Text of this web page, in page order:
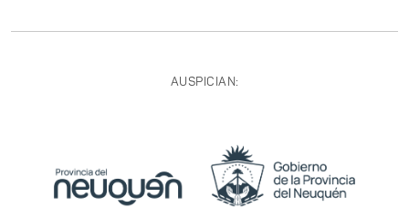
AUSPICIAN: